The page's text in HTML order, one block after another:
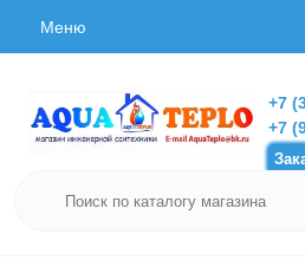
Меню
+7
+7